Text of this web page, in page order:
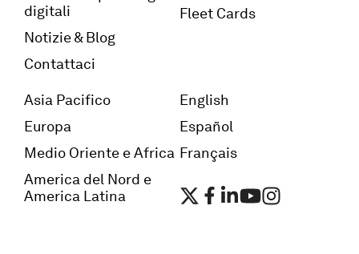
digitali
Notizie & Blog
Contattaci
Fleet Cards
Asia Pacifico
Europa
Medio Oriente e Africa
America del Nord e
America Latina
English
Español
Français